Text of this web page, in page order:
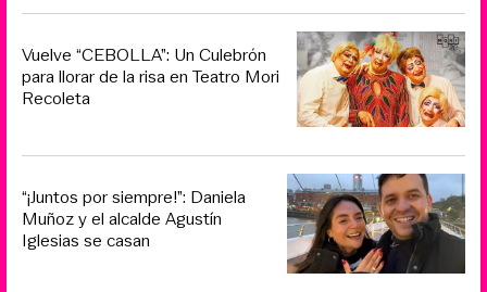
Vuelve “CEBOLLA”: Un Culebrón
para llorar de la risa en Teatro Mori
Recoleta
“¡Juntos por siempre!”: Daniela
Muñoz y el alcalde Agustín
Iglesias se casan